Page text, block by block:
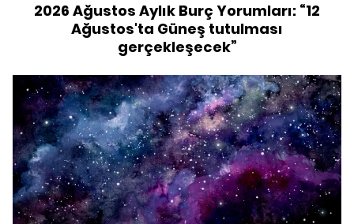
2026 Ağustos Aylık Burç Yorumları: “12
Ağustos'ta Güneş tutulması
gerçekleşecek”